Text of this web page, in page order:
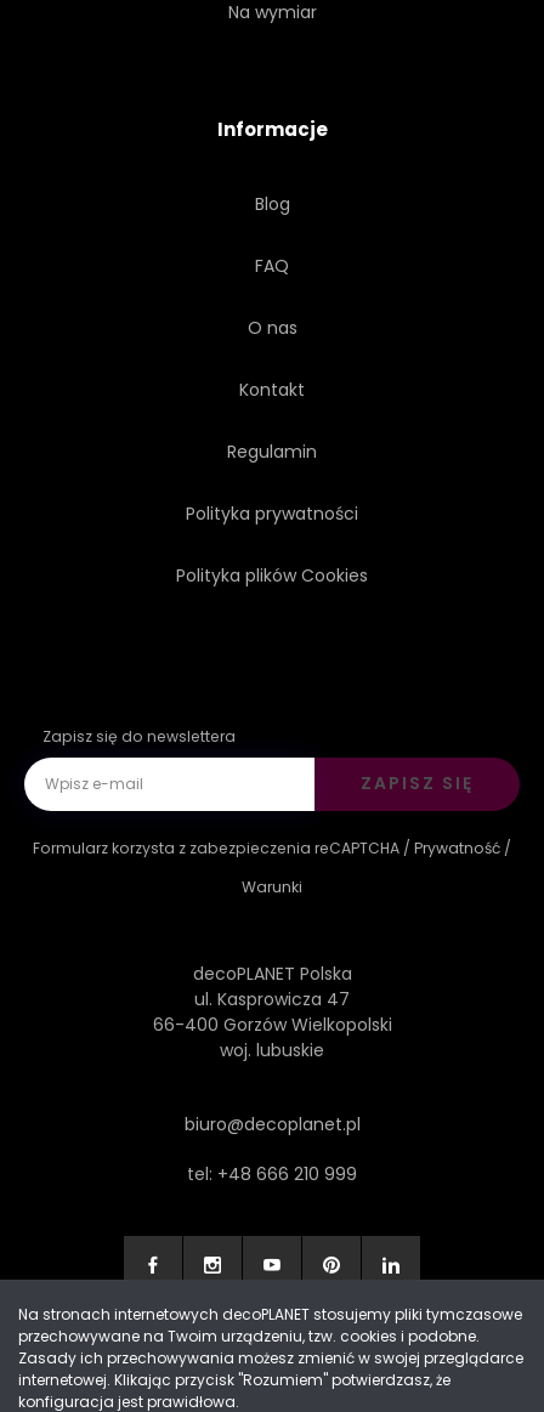
Na wymiar
Informacje
Blog
FAQ
O nas
Kontakt
Regulamin
Polityka prywatności
Polityka plików Cookies
Zapisz się do newslettera
ZAPISZ SIĘ
Formularz korzysta z zabezpieczenia reCAPTCHA / Prywatność /
Warunki
decoPLANET Polska
ul. Kasprowicza 47
66-400 Gorzów Wielkopolski
woj. lubuskie
biuro@decoplanet.pl
tel: +48 666 210 999
Made with by Progres Media & decoPLANET
Na stronach internetowych decoPLANET stosujemy pliki tymczasowe
przechowywane na Twoim urządzeniu, tzw. cookies i podobne.
Zasady ich przechowywania możesz zmienić w swojej przeglądarce
internetowej. Klikając przycisk "Rozumiem" potwierdzasz, że
konfiguracja jest prawidłowa.